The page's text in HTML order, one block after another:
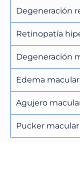
Degeneración
Retinopatía
Degeneración
Edema macular
Agujero
Pucker macular